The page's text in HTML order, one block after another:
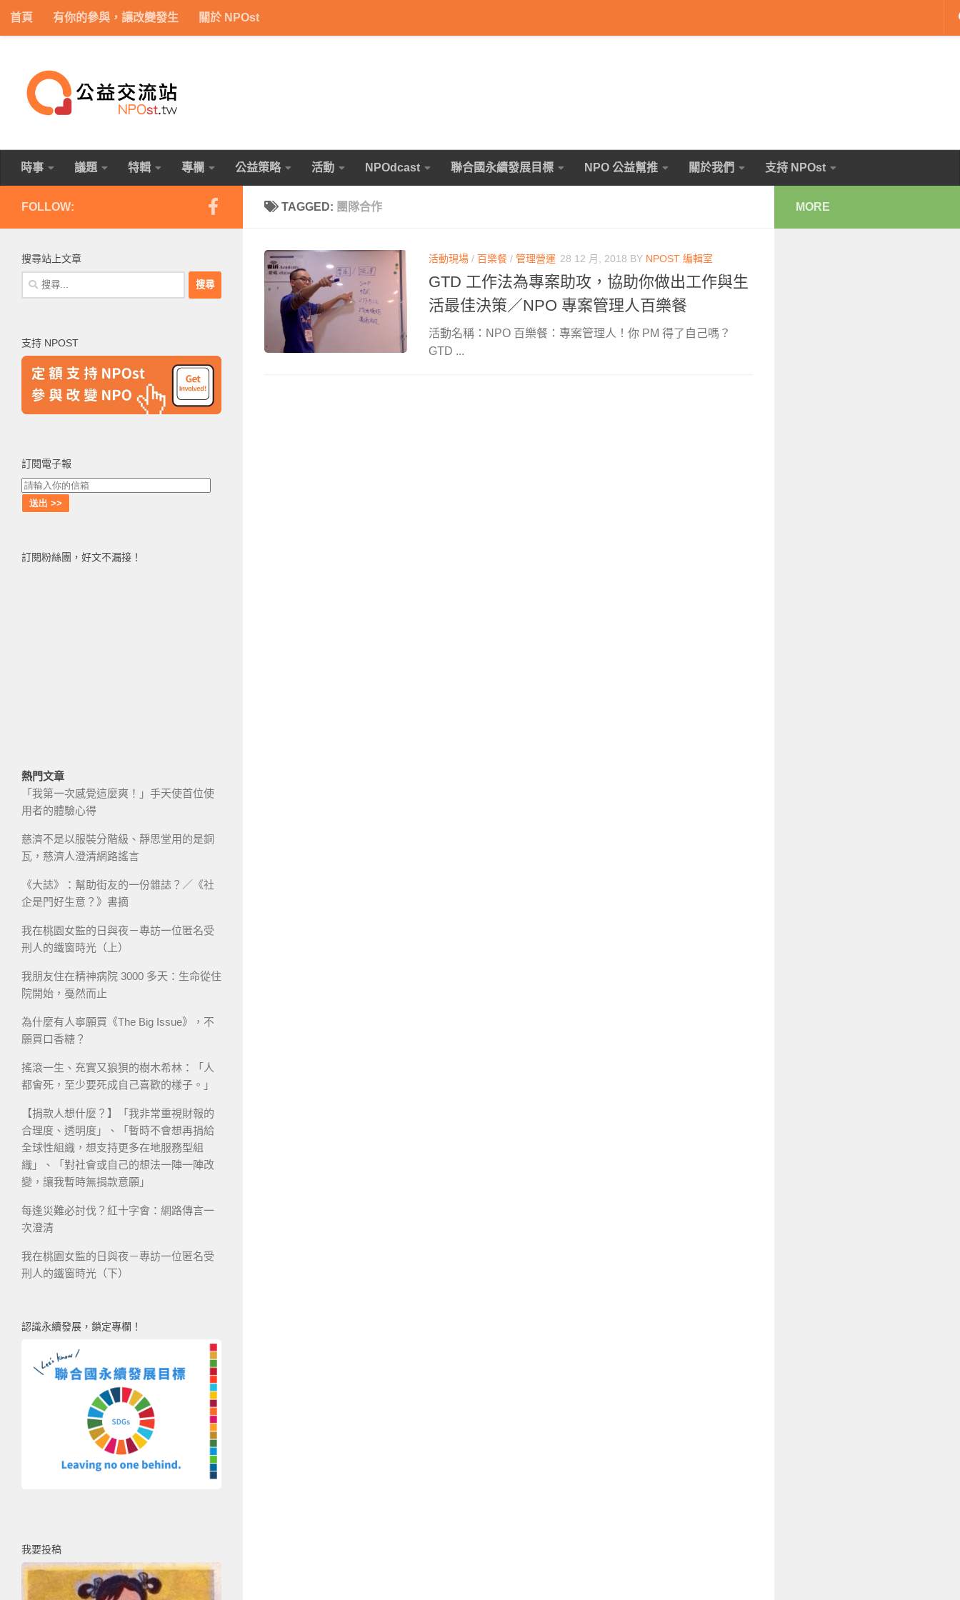
Skip to content
首頁 有你的參與，讓改變發生 關於 NPOst
時事 議題 特輯 專欄 公益策略 活動 NPOdcast 聯合國永續發展目標 NPO 公益幫推 關於我們 支持 NPOst
TAGGED: 團隊合作
活動現場 / 百樂餐 / 管理營運 28 12 月, 2018 BY NPOST 編輯室
GTD 工作法為專案助攻，協助你做出工作與生
活最佳決策／NPO 專案管理人百樂餐
活動名稱：NPO 百樂餐：專案管理人！你 PM 得了自己嗎？
GTD ...
FOLLOW:
搜尋站上文章
搜
尋
字:
支持 NPOST
訂閱電子報
訂閱粉絲團，好文不漏接！
熱門文章
「我第一次感覺這麼爽！」手天使首位使
用者的體驗心得
慈濟不是以服裝分階級、靜思堂用的是銅
瓦，慈濟人澄清網路謠言
《大誌》：幫助街友的一份雜誌？／《社
企是門好生意？》書摘
我在桃園女監的日與夜－專訪一位匿名受
刑人的鐵窗時光（上）
我朋友住在精神病院 3000 多天：生命從住
院開始，戞然而止
為什麼有人寧願買《The Big Issue》，不
願買口香糖？
搖滾一生、充實又狼狽的樹木希林：「人
都會死，至少要死成自己喜歡的樣子。」
【捐款人想什麼？】「我非常重視財報的
合理度、透明度」、「暫時不會想再捐給
全球性組織，想支持更多在地服務型組
織」、「對社會或自己的想法一陣一陣改
變，讓我暫時無捐款意願」
每逢災難必討伐？紅十字會：網路傳言一
次澄清
我在桃園女監的日與夜－專訪一位匿名受
刑人的鐵窗時光（下）
認識永續發展，鎖定專欄！
我要投稿
MORE